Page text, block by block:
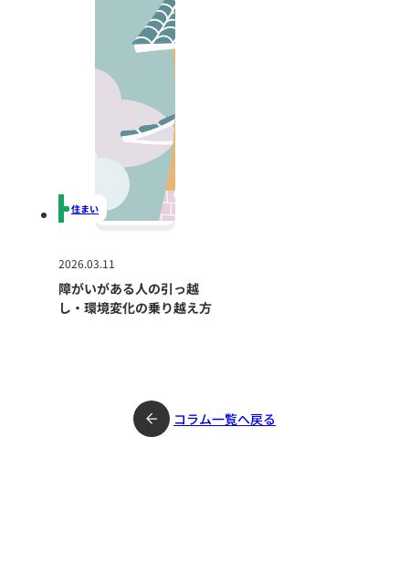
2026.03.11
障がいがある人の引っ越
し・環境変化の乗り越え方
住まい
コラム一覧へ戻る